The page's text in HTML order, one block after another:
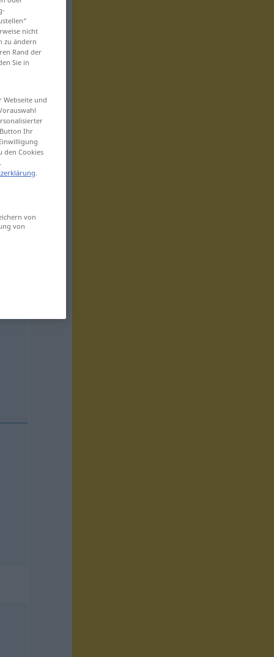
nicht
zu ändern
Rand der
Sie in
und
Ihr
den Cookies
.
von
von